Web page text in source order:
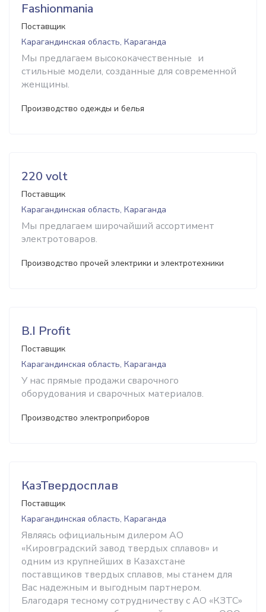
Fashionmania
Поставщик
Карагандинская область, Караганда
Мы предлагаем высококачественные и
стильные модели, созданные для современной
женщины.
Производство одежды и белья
220 volt
Поставщик
Карагандинская область, Караганда
Мы предлагаем широчайший ассортимент
электротоваров.
Производство прочей электрики и электротехники
B.I Profit
Поставщик
Карагандинская область, Караганда
У нас прямые продажи сварочного
оборудования и сварочных материалов.
Производство электроприборов
КазТвердосплав
Поставщик
Карагандинская область, Караганда
Являясь официальным дилером АО
«Кировградский завод твердых сплавов» и
одним из крупнейших в Казахстане
поставщиков твердых сплавов, мы станем для
Вас надежным и выгодным партнером.
Благодаря тесному сотрудничеству с АО «КЗТС»